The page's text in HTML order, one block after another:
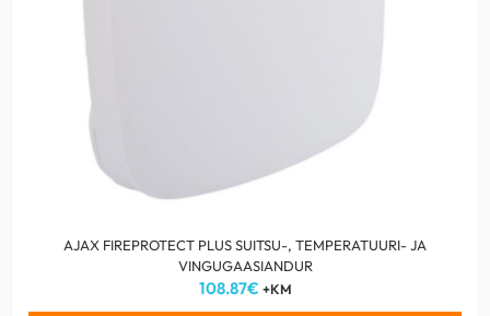
AJAX FIREPROTECT PLUS SUITSU-, TEMPERATUURI- JA
VINGUGAASIANDUR
108.87€ +KM